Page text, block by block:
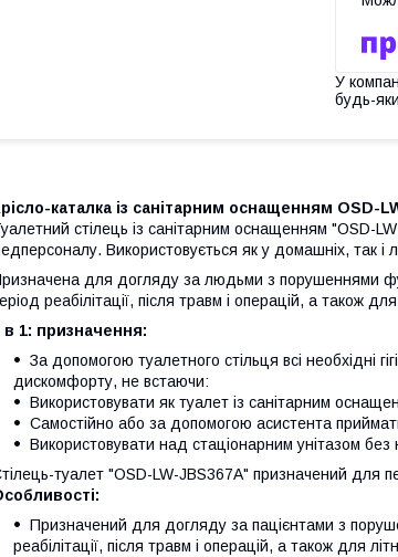
У
будь-
каталка із санітарним оснащенням OSD-
стілець із санітарним оснащенням "OSD-
Використовується як у домашніх, так і
для догляду за людьми з порушеннями
реабілітації, після травм і операцій, а також
в 1: призначення:
За допомогою туалетного стільця всі необхідні
дискомфорту, не встаючи:
Використовувати як туалет із санітарним
Самостійно або за допомогою асистента
Використовувати над стаціонарним унітазом без
туалет "OSD-LW-JBS367A" призначений для
Призначений для догляду за пацієнтами з
реабілітації, після травм і операцій, а також для